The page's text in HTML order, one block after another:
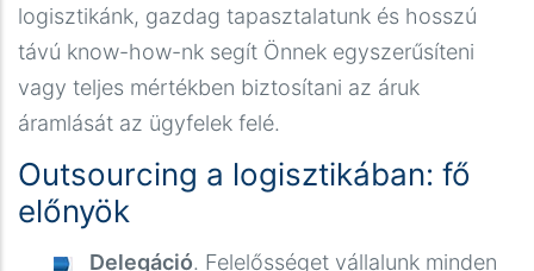
logisztikánk, gazdag tapasztalatunk és hosszú
távú know-how-nk segít Önnek egyszerűsíteni
vagy teljes mértékben biztosítani az áruk
áramlását az ügyfelek felé.
Outsourcing a logisztikában: fő
előnyök
Delegáció. Felelősséget vállalunk minden